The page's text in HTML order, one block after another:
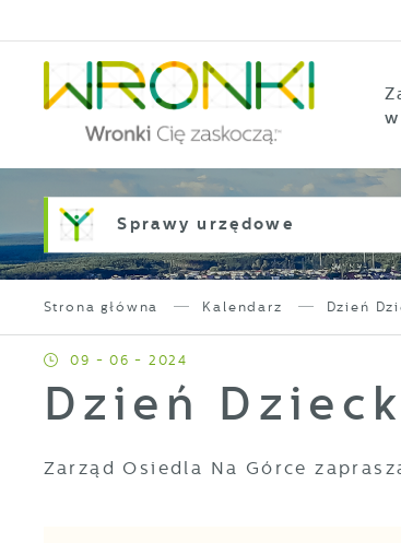
Sprawy urzędowe
Strona główna Kalendarz Dzień
09 - 06 - 2024
Dzień
Zarząd Osiedla Na Górce